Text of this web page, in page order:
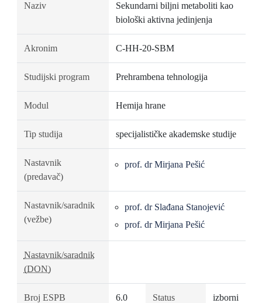
Naziv
Sekundarni biljni metaboliti kao
biološki aktivna jedinjenja
Akronim C-HH-20-SBM
Studijski program Prehrambena tehnologija
Modul Hemija hrane
Tip studija specijalističke akademske studije
Nastavnik
(predavač)
prof. dr Mirjana Pešić
Nastavnik/saradnik
(vežbe)
prof. dr Slađana Stanojević
prof. dr Mirjana Pešić
Nastavnik/saradnik
(DON)
Broj ESPB 6.0
Status
izborni